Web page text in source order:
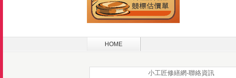
HOME
小工匠修繕網-聯絡資訊